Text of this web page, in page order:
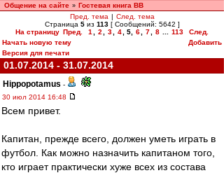
Общение на сайте » Гостевая книга ВВ
Пред. тема | След. тема
Страница 5из 113[ Сообщений: 5642 ]
На страницу Пред. 1 2 3 4 5 6 7 8 113
След.
Начать новую тему
Добавить
Версия для печати
01.07.2014 - 31.07.2014
Hippopotamus -
30 июл 2014 16:48
Всем привет.
Капитан, прежде всего, должен уметь играть в
футбол. Как можно назначить капитаном того,
кто играет практически хуже всех из состава